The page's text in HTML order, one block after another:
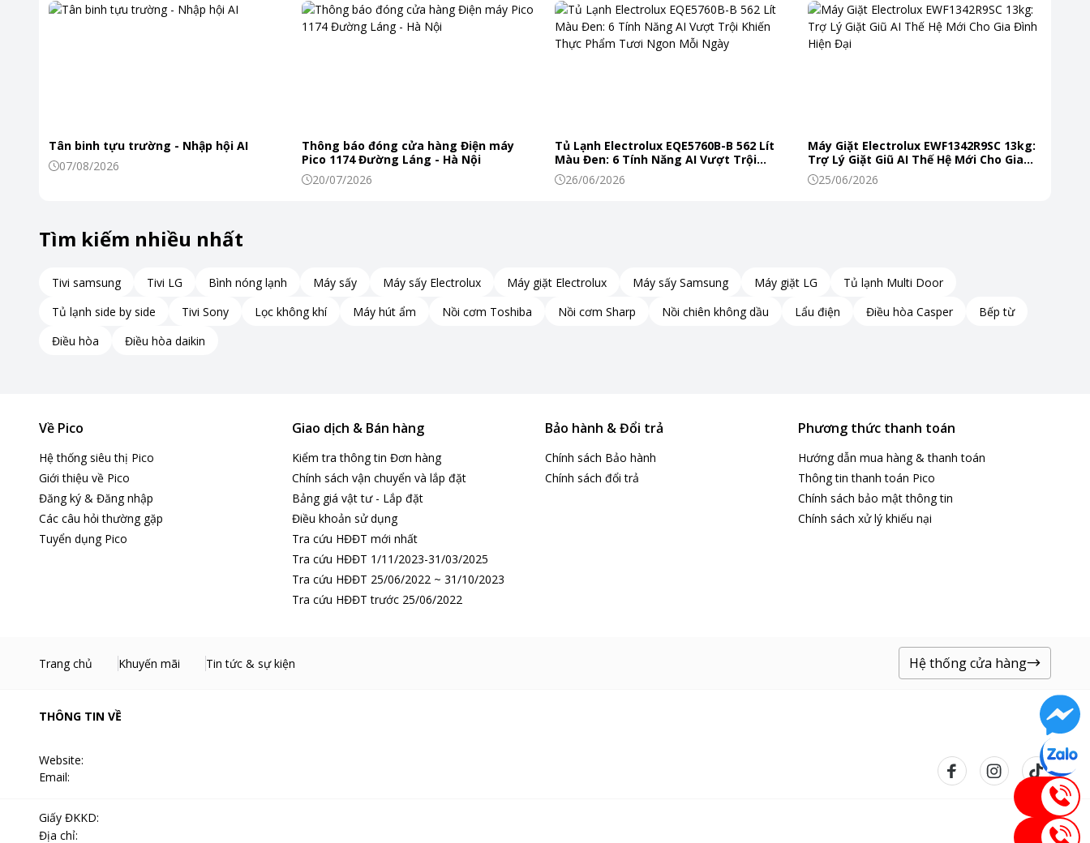
Tân binh tựu trường - Nhập hội AI
07/08/2026
Thông báo đóng cửa hàng Điện máy
Pico 1174 Đường Láng - Hà Nội
20/07/2026
Tủ Lạnh Electrolux EQE5760B-B 562 Lít
Màu Đen: 6 Tính Năng AI Vượt Trội
Khiến Thực Phẩm Tươi Ngon Mỗi Ngày
26/06/2026
Máy Giặt Electrolux EWF1342R9SC 13kg:
Trợ Lý Giặt Giũ AI Thế Hệ Mới Cho Gia
Đình Hiện Đại
25/06/2026
Tìm kiếm nhiều nhất
Tivi samsung Tivi LG Bình nóng lạnh Máy sấy Máy sấy Electrolux Máy giặt Electrolux Máy sấy Samsung Máy giặt LG
Tủ lạnh Multi Door
Tủ lạnh side by side
Tivi Sony Lọc không khí Máy hút ẩm Nồi cơm Toshiba Nồi cơm Sharp Nồi chiên không dầu Lẩu điện Điều hòa Casper
Bếp từ
Điều hòa
Điều hòa daikin
Về Pico
Hệ thống siêu thị Pico
Giới thiệu về Pico
Đăng ký & Đăng nhập
Các câu hỏi thường gặp
Tuyển dụng Pico
Giao dịch & Bán hàng
Kiểm tra thông tin Đơn hàng
Chính sách vận chuyển và lắp đặt
Bảng giá vật tư - Lắp đặt
Điều khoản sử dụng
Tra cứu HĐĐT mới nhất
Tra cứu HĐĐT 1/11/2023-31/03/2025
Tra cứu HĐĐT 25/06/2022 ~ 31/10/2023
Tra cứu HĐĐT trước 25/06/2022
Bảo hành & Đổi trả
Chính sách Bảo hành
Chính sách đổi trả
Phương thức thanh toán
Hướng dẫn mua hàng & thanh toán
Thông tin thanh toán Pico
Chính sách bảo mật thông tin
Chính sách xử lý khiếu nại
Trang chủ Khuyến mãi Tin tức & sự kiện Hệ thống cửa hàng
THÔNG TIN VỀ
Website:
Email:
Giấy ĐKKD:
Địa chỉ: